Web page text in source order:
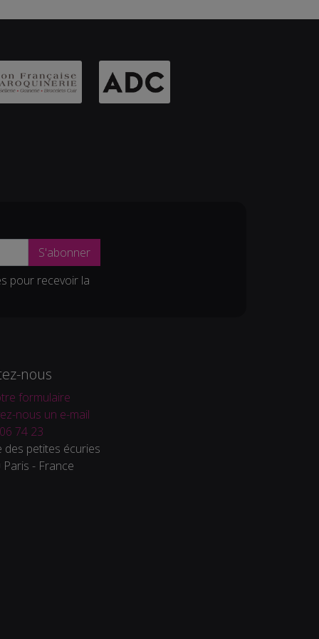
S'abonner
pour recevoir la
nous
formulaire
nous un e-mail
74 23
des petites écuries
- France